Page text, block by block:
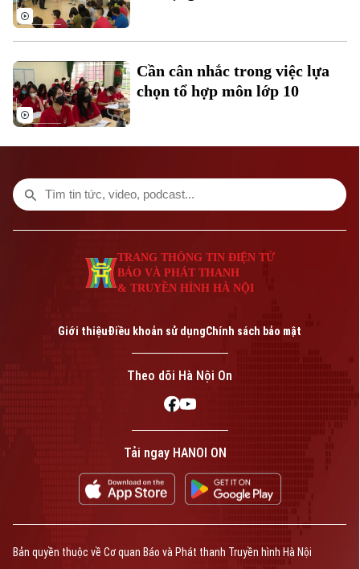
Liên hệ đường dây nóng (bấm để gọi)
phép số: Số 63/GP-TTDT, cấp ngày 10/05/2023
TRANG THÔNG TIN ĐIỆN TỬ
CỦA CƠ QUAN BÁO VÀ PHÁT THANH TRUYỀN HÌNH HÀ NỘI
Phó Giám đốc: Nguyễn Kim Khiêm, Nguyễn Minh Đức, Nguyễn Thành Lợi
Cần cân nhắc trong việc lựa
chọn tổ hợp môn lớp 10
TRANG THÔNG TIN ĐIỆN TỬ
BÁO VÀ PHÁT THANH
& TRUYỀN HÌNH HÀ NỘI
Giới thiệuĐiều khoản sử dụngChính sách bảo mật
Theo dõi Hà Nội On
Tải ngay HANOI ON
Bản quyền thuộc về Cơ quan Báo và Phát thanh Truyền hình Hà Nội